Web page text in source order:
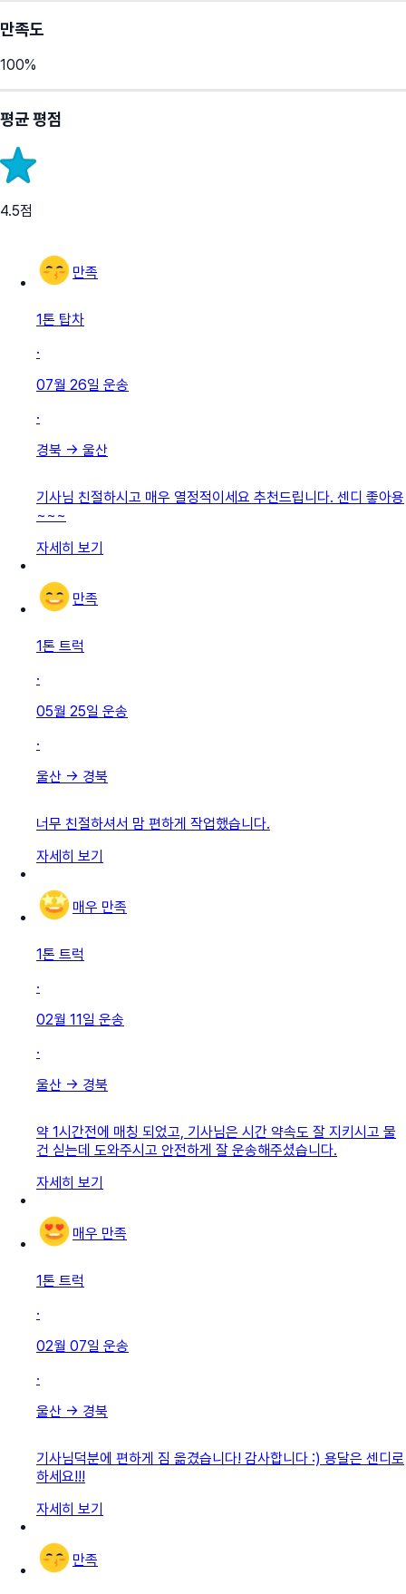
만족도
100%
평균 평점
4.5점
만족
1톤 탑차
·
07월 26일 운송
·
경북 → 울산
기사님 친절하시고 매우 열정적이세요 추천드립니다. 센디 좋아용
~~~
자세히 보기
만족
1톤 트럭
·
05월 25일 운송
·
울산 → 경북
너무 친절하셔서 맘 편하게 작업했습니다.
자세히 보기
매우 만족
1톤 트럭
·
02월 11일 운송
·
울산 → 경북
약 1시간전에 매칭 되었고, 기사님은 시간 약속도 잘 지키시고 물
건 싣는데 도와주시고 안전하게 잘 운송해주셨습니다.
자세히 보기
매우 만족
1톤 트럭
·
02월 07일 운송
·
울산 → 경북
기사님덕분에 편하게 짐 옮겼습니다! 감사합니다 :) 용달은 센디로
하세요!!!
자세히 보기
만족